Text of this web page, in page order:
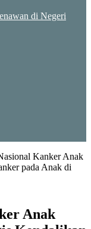
di Negeri
Kanker Anak
pada Anak di
Anak